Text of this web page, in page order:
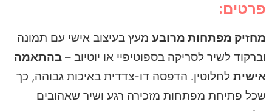
מפתחות מרובעמעץ בעיצוב אישי עם תמונה
לשיר לסריקה בספוטיפיי או יוטיוב –בהתאמה
לחלוטין. הדפסה דו-צדדית באיכות גבוהה, כך
פתיחת מפתחות מזכירה רגע ושיר שאהובים